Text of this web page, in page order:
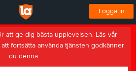
Logga in
att ge dig bästa upplevelsen. Läs vår
fortsätta använda tjänsten godkänner
du denna.